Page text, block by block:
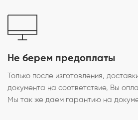
Не берем предоплаты
Только после изготовления,
документа на соответствие, Вы
Мы так же даем гарантию на